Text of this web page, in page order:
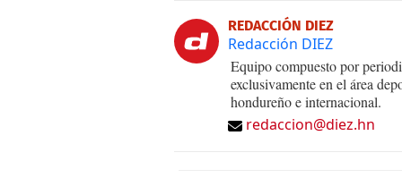
REDACCIÓN DIEZ
Redacción DIEZ
Equipo compuesto por
exclusivamente en el área
hondureño e internacional.
redaccion@diez.hn